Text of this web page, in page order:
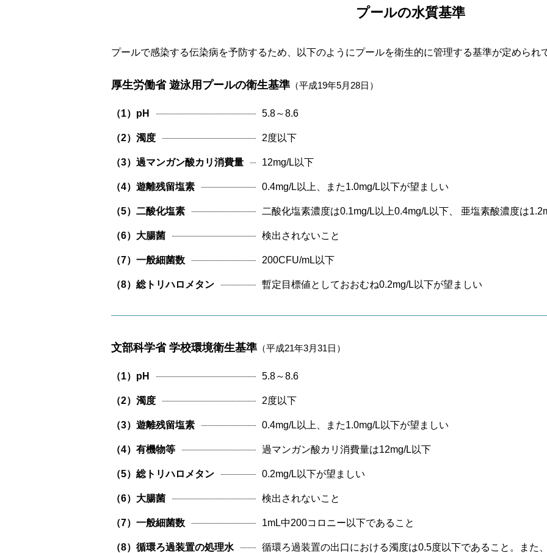
プールの水質基準
プールで感染する伝染病を予防するため、以下のようにプールを衛生的に管理する基準が定められ
厚生労働省 遊泳用プールの衛生基準 （平成19年5月28日）
（1）pH 5.8～8.6
（2）濁度 2度以下
（3）過マンガン酸カリ消費量 12mg/L以下
（4）遊離残留塩素 0.4mg/L以上、また1.0mg/L以下が望ましい
（5）二酸化塩素 二酸化塩素濃度は0.1mg/L以上0.4mg/L以下、 亜塩素酸濃度は
（6）大腸菌 検出されないこと
（7）一般細菌数 200CFU/mL以下
（8）総トリハロメタン 暫定目標値としておおむね0.2mg/L以下が望ましい
文部科学省 学校環境衛生基準 （平成21年3月31日）
（1）pH 5.8～8.6
（2）濁度 2度以下
（3）遊離残留塩素 0.4mg/L以上、また1.0mg/L以下が望ましい
（4）有機物等 過マンガン酸カリ消費量は12mg/L以下
（5）総トリハロメタン 0.2mg/L以下が望ましい
（6）大腸菌 検出されないこと
（7）一般細菌数 1mL中200コロニー以下であること
（8）循環ろ過装置の処理水 循環ろ過装置の出口における濁度は0.5度以下であること。また